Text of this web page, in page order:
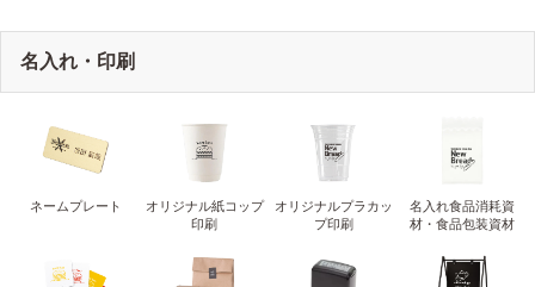
名入れ・印刷
ネームプレート
オリジナル紙コップ
印刷
オリジナルプラカッ
プ印刷
名入れ食品消耗資
材・食品包装資材